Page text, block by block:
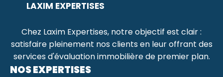
LAXIM EXPERTISES
Chez Laxim Expertises, notre objectif est clair :
satisfaire pleinement nos clients en leur offrant des
services d'évaluation immobilière de premier plan.
NOS EXPERTISES